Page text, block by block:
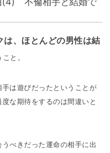
は、ほとんどの男性は結
と。
は遊びだったということが
な期待をするのは間違いと
べきだった運命の相手に出